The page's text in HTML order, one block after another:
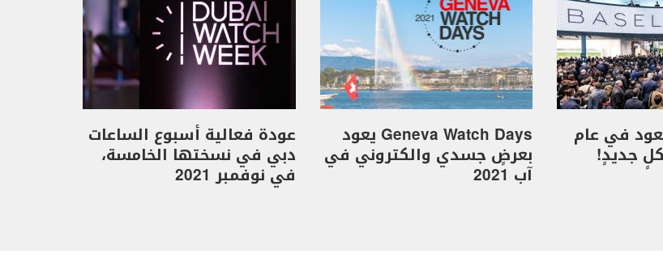
في عام Geneva Watch Days يعود
بعرضٍ جسدي والكتروني في
آب 2021
عودة فعالية أسبوع الساعات
دبي في نسختها الخامسة،
في نوفمبر 2021